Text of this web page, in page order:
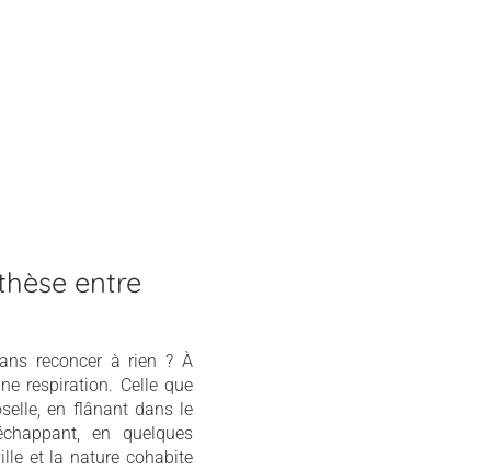
entre
reconcer à rien ? À
respiration. Celle que
en flânant dans le
en quelques
et la nature cohabite